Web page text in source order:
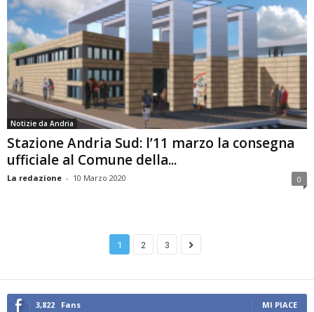
Notizie da Andria
Stazione Andria Sud: l’11 marzo la consegna
ufficiale al Comune della...
La redazione - 10 Marzo 2020 0
1 2 3
3,822 Fans MI PIACE